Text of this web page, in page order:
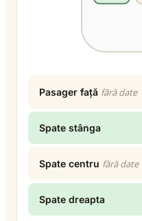
Pasager față fără date
Spate stânga
Spate centru fără date
Spate dreapta